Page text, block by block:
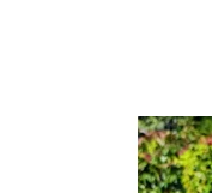
Dostupnost:
9210